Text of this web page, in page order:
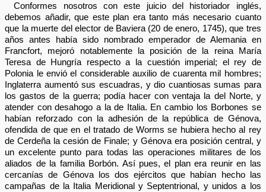
Conformes nosotros con este juicio del historiador inglés,
debemos añadir, que este plan era tanto más necesario cuanto
que la muerte del elector de Baviera (20 de enero, 1745), que tres
años antes había sido nombrado emperador de Alemania en
Francfort, mejoró notablemente la posición de la reina María
Teresa de Hungría respecto a la cuestión imperial; el rey de
Polonia le envió el considerable auxilio de cuarenta mil hombres;
Inglaterra aumentó sus escuadras, y dio cuantiosas sumas para
los gastos de la guerra; podía hacer con ventaja la del Norte, y
atender con desahogo a la de Italia. En cambio los Borbones se
habían reforzado con la adhesión de la república de Génova,
ofendida de que en el tratado de Worms se hubiera hecho al rey
de Cerdeña la cesión de Finale; y Génova era posición central, y
un excelente punto para todas las operaciones militares de los
aliados de la familia Borbón. Así pues, el plan era reunir en las
cercanías de Génova los dos ejércitos que habían hecho las
campañas de la Italia Meridional y Septentrional, y unidos a los